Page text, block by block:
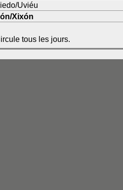
Uviéu
Xixón
tous les jours.